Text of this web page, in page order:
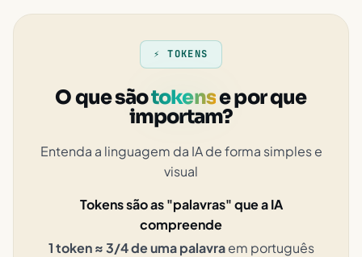
⚡ TOKENS
O que sãotokense por que
importam?
Entenda a linguagem da IA de forma simples e
visual
Tokens são as "palavras" que a IA
compreende
1 token ≈ 3/4 de uma palavraem português